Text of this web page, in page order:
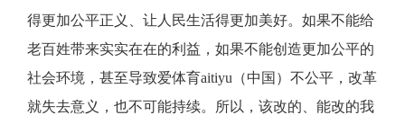
得更加公平正义、让人民生活得更加美好。如果不能给
老百姓带来实实在在的利益，如果不能创造更加公平的
社会环境，甚至导致爱体育aitiyu（中国）不公平，改革
就失去意义，也不可能持续。所以，该改的、能改的我